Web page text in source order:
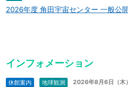
2026年度 角田宇宙センター 一般公
インフォメーション
休館案内 地球観測 2026年8月6日（木）